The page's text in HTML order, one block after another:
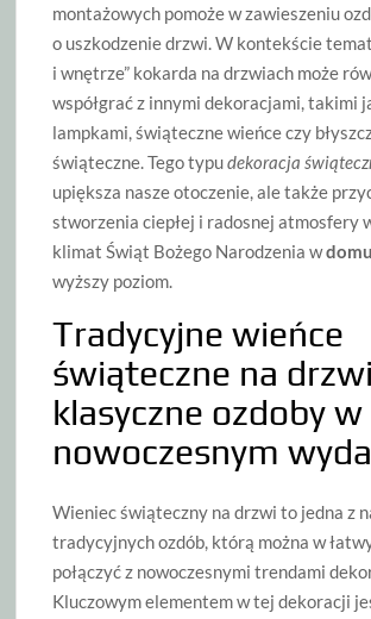
montażowych pomoże w zawieszeniu
o uszkodzenie drzwi. W kontekście
i wnętrze” kokarda na drzwiach może
współgrać z innymi dekoracjami, takimi
lampkami, świąteczne wieńce czy
świąteczne. Tego typudekoracja
upiększa nasze otoczenie, ale także
stworzenia ciepłej i radosnej atmosfery
klimat Świąt Bożego Narodzenia w
wyższy poziom.
Tradycyjne wieńce
świąteczne na
klasyczne ozdoby w
nowoczesnym
Wieniec świąteczny na drzwi to jedna z
tradycyjnych ozdób, którą można w
połączyć z nowoczesnymi trendami
Kluczowym elementem w tej dekoracji